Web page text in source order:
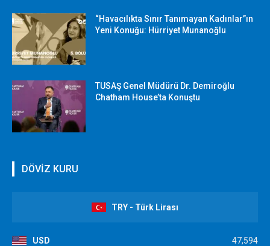
“Havacılıkta Sınır Tanımayan Kadınlar”ın
Yeni Konuğu: Hürriyet Munanoğlu
TUSAŞ Genel Müdürü Dr. Demiroğlu
Chatham House’ta Konuştu
DÖVİZ KURU
TRY - Türk Lirası
USD 47,594